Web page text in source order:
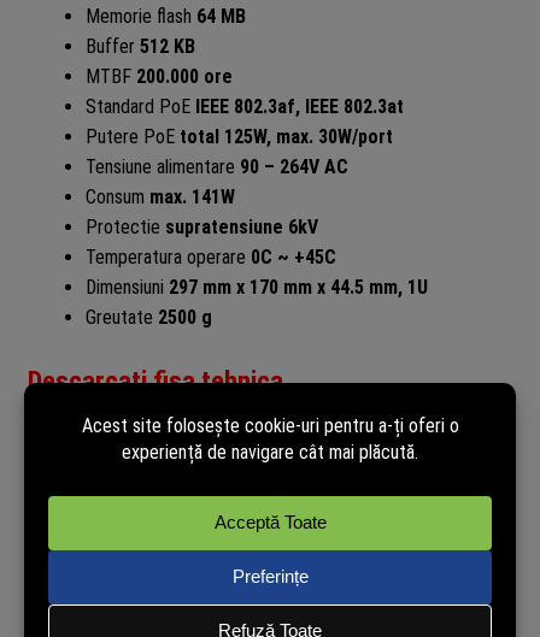
Memorie flash 64 MB
Buffer 512 KB
MTBF 200.000 ore
Standard PoE IEEE 802.3af, IEEE 802.3at
Putere PoE total 125W, max. 30W/port
Tensiune alimentare 90 – 264V AC
Consum max. 141W
Protectie supratensiune 6kV
Temperatura operare 0C ~ +45C
Dimensiuni 297 mm x 170 mm x 44.5 mm, 1U
Greutate 2500 g
Descarcati fisa tehnica
Recenzii verificate
TRUSTED.RO
Recenzia poate fi lăsată doar de cei care au cumpărat pe site.
Cumpără și tu acum pentru a putea publica opinia ta în mod